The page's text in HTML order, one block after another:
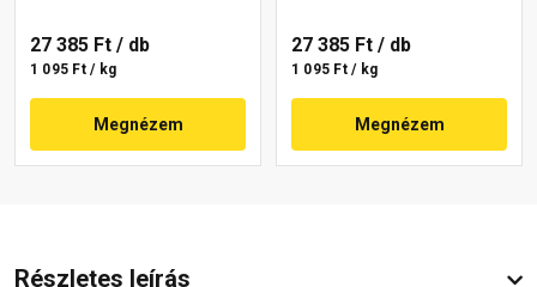
27 385 Ft / db
1 095 Ft / kg
Megnézem
27 385 Ft / db
1 095 Ft / kg
Megnézem
Részletes leírás